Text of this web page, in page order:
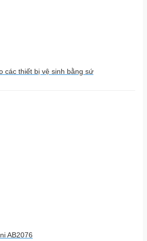
các thiết bị vệ sinh bằng sứ
AB2076